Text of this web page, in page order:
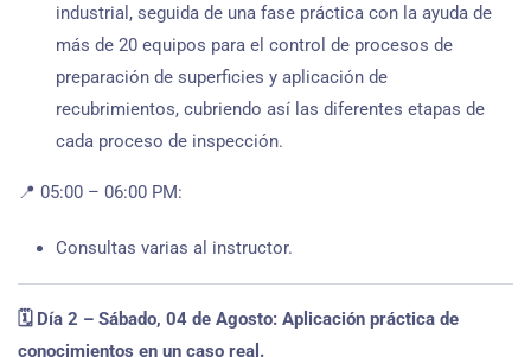
industrial, seguida de una fase práctica con la ayuda de
más de 20 equipos para el control de procesos de
preparación de superficies y aplicación de
recubrimientos, cubriendo así las diferentes etapas de
cada proceso de inspección.
📍 05:00 – 06:00 PM:
Consultas varias al instructor.
🗓️ Día 2 – Sábado, 04 de Agosto: Aplicación práctica de
conocimientos en un caso real.